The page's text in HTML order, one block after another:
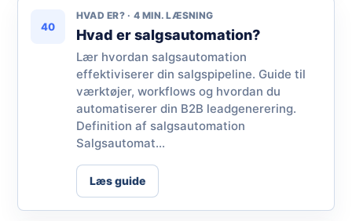
40
HVAD ER? · 4 MIN. LÆSNING
Hvad er salgsautomation?
Lær hvordan salgsautomation
effektiviserer din salgspipeline. Guide til
værktøjer, workflows og hvordan du
automatiserer din B2B leadgenerering.
Definition af salgsautomation
Salgsautomat...
Læs guide